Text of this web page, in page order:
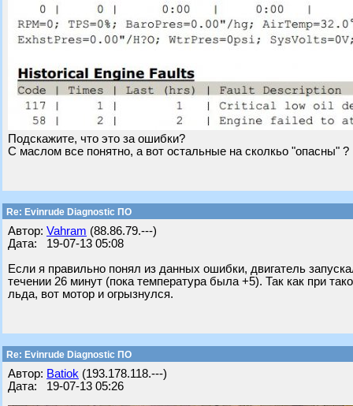
Подскажите, что это за ошибки?
С маслом все понятно, а вот остальные на сколкьо "опасны" ?
Re: Evinrude Diagnostic ПО
Автор: Vahram (88.86.79.---)
Дата: 19-07-13 05:08
Если я правильно понял из данных ошибки, двигатель
течении 26 минут (пока температура была +5). Так как при
льда, вот мотор и огрызнулся.
Re: Evinrude Diagnostic ПО
Автор: Batiok (193.178.118.---)
Дата: 19-07-13 05:26